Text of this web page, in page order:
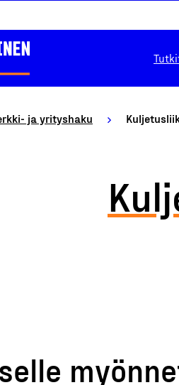
ja yrityshaku